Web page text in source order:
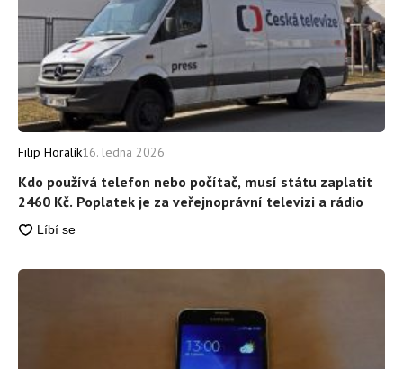
Kdo používá telefon nebo počítač, musí státu zaplatit
2460 Kč. Poplatek je za veřejnoprávní televizi a rádio
Filip Horalík16. ledna 2026